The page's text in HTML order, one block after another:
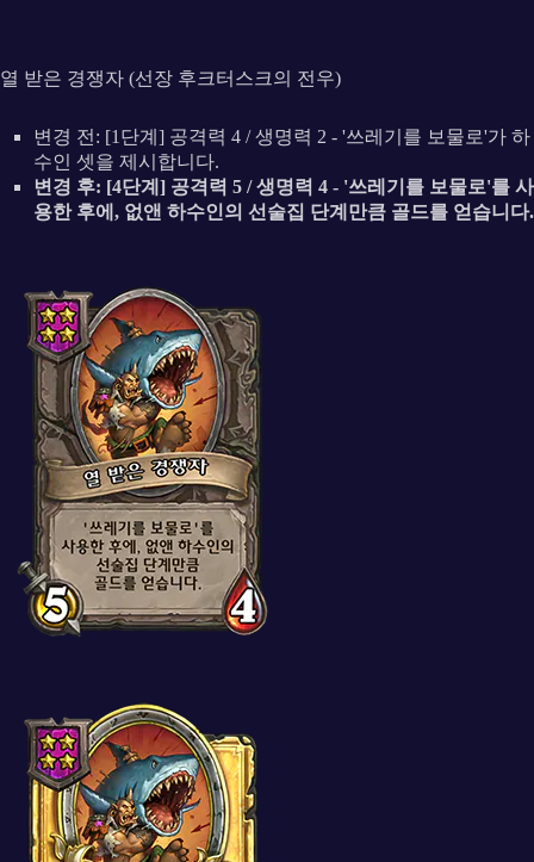
열 받은 경쟁자 (선장 후크터스크의 전우)
변경 전: [1단계] 공격력 4 / 생명력 2 - '쓰레기를 보물로'가 하
수인 셋을 제시합니다.
변경 후: [4단계] 공격력 5 / 생명력 4 - '쓰레기를 보물로'를 사
용한 후에, 없앤 하수인의 선술집 단계만큼 골드를 얻습니다.